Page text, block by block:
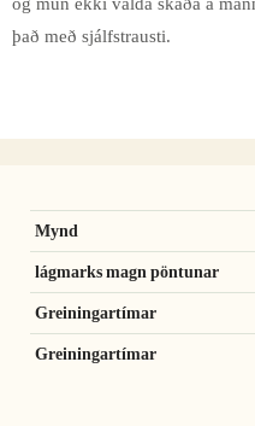
það með sjálfstrausti.
Mynd
lágmarks magn pöntunar
Greiningartímar
Greiningartímar